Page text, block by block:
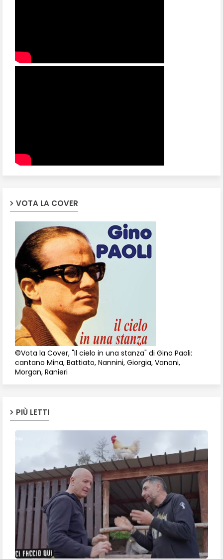
VOTA LA COVER
©Vota la Cover, "Il cielo in una stanza" di Gino Paoli:
cantano Mina, Battiato, Nannini, Giorgia, Vanoni,
Morgan, Ranieri
PIÙ LETTI